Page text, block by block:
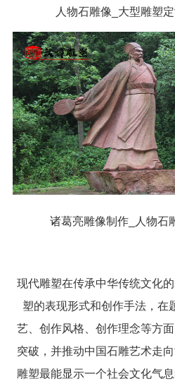
人物石雕像_大型雕塑
诸葛亮雕像制作_人物石
现代雕塑在传承中华传统文化
塑的表现形式和创作手法，在
艺、创作风格、创作理念等方
突破，并推动中国石雕艺术走
雕塑最能显示一个社会文化气